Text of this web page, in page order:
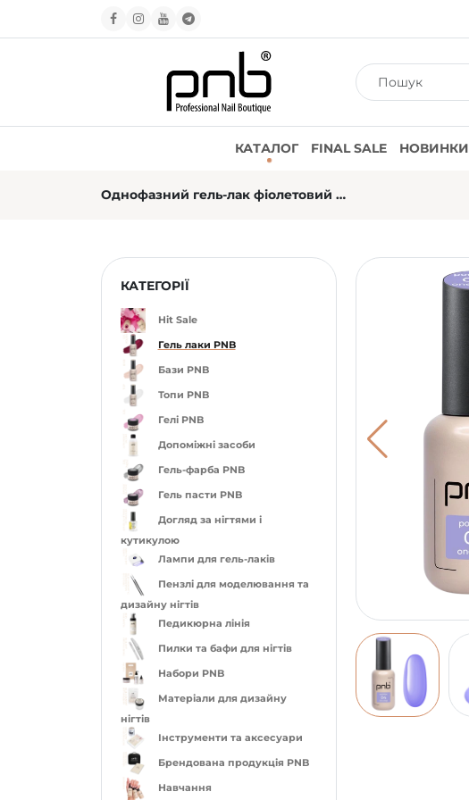
КАТАЛОГ FINAL SALE НОВИНКИ
Однофазний гель-лак фіолетовий PNB Vibe №04, емаль (8 мл)
КАТЕГОРІЇ
Hit Sale
Гель лаки PNB
Бази PNB
Топи PNB
Гелі PNB
Допоміжні засоби
Гель-фарба PNB
Гель пасти PNB
Догляд за нігтями і
кутикулою
Лампи для гель-лаків
Пензлі для моделювання та
дизайну нігтів
Педикюрна лінія
Пилки та бафи для нігтів
Набори PNB
Матеріали для дизайну
нігтів
Інструменти та аксесуари
Брендована продукція PNB
Навчання